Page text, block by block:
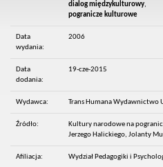
dialog międzykulturowy,
pogranicze kulturowe
Data
wydania:
2006
Data
dodania:
19-cze-2015
Wydawca: Trans Humana Wydawnictwo
Źródło:
Kultury narodowe na
Jerzego Halickiego, Jolanty
Afiliacja: Wydział Pedagogiki i